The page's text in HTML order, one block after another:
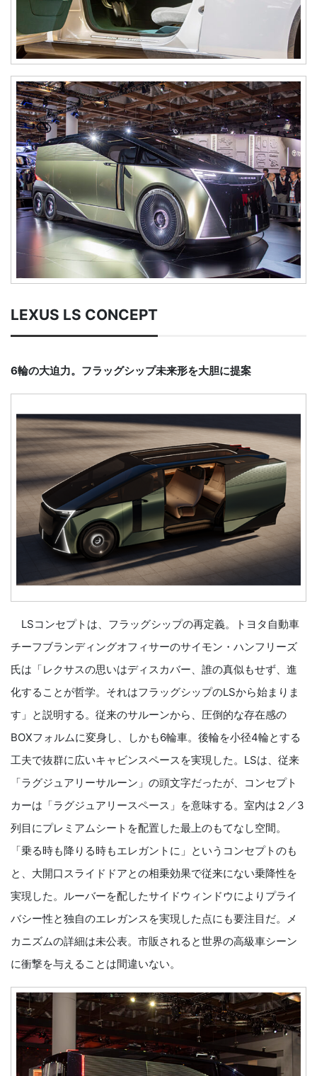
LEXUS LS CONCEPT
6輪の大迫力。フラッグシップ未来形を大胆に提案
LSコンセプトは、フラッグシップの再定義。トヨタ自動車
チーフブランディングオフィサーのサイモン・ハンフリーズ
氏は「レクサスの思いはディスカバー、誰の真似もせず、進
化することが哲学。それはフラッグシップのLSから始まりま
す」と説明する。従来のサルーンから、圧倒的な存在感の
BOXフォルムに変身し、しかも6輪車。後輪を小径4輪とする
工夫で抜群に広いキャビンスペースを実現した。LSは、従来
「ラグジュアリーサルーン」の頭文字だったが、コンセプト
カーは「ラグジュアリースペース」を意味する。室内は２／3
列目にプレミアムシートを配置した最上のもてなし空間。
「乗る時も降りる時もエレガントに」というコンセプトのも
と、大開口スライドドアとの相乗効果で従来にない乗降性を
実現した。ルーバーを配したサイドウィンドウによりプライ
バシー性と独自のエレガンスを実現した点にも要注目だ。メ
カニズムの詳細は未公表。市販されると世界の高級車シーン
に衝撃を与えることは間違いない。